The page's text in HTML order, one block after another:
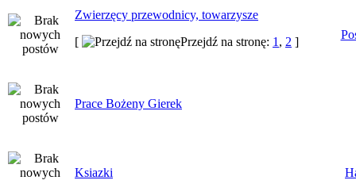
Zwierzęcy przewodnicy, towarzysze
[
Przejdź na stronę: 1 , 2 ]
Prace Bożeny Gierek
Ksiazki